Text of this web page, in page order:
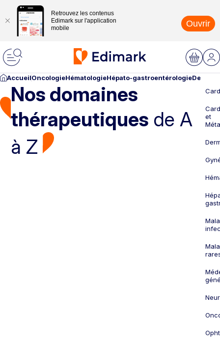
Retrouvez les contenus
Edimark sur l'application
mobile
Ouvrir
AccueilOncologieHématologieHépato-gastroentérologie
Nos domaines
thérapeutiques de A
à Z
et